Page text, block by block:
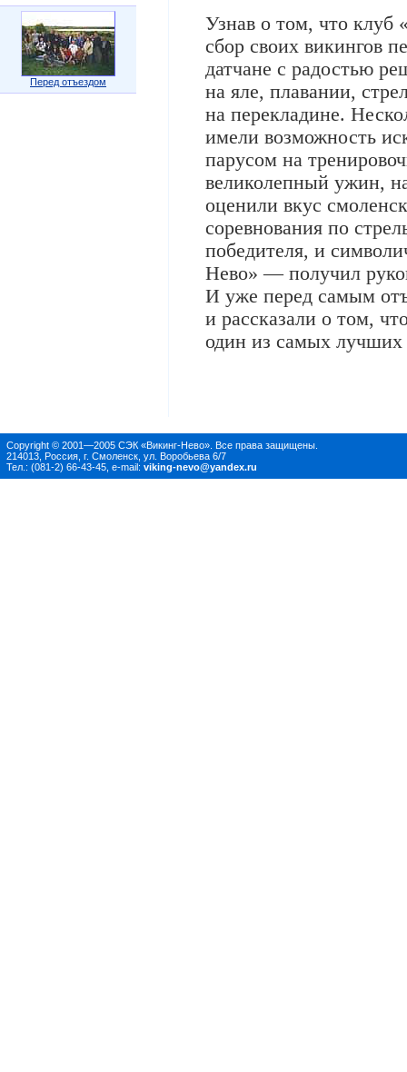
Узнав о том, что клуб
сбор своих викингов
датчане с радостью
на яле, плавании,
на перекладине.
имели возможность
парусом на
великолепный ужин,
оценили вкус
соревнования по
победителя, и
Нево» — получил
И уже перед самым
и рассказали о том,
один из самых лучших
Перед отъездом
Copyright © 2001—2005 СЭК «Викинг-Нево». Все права защищены.
214013, Россия, г. Смоленск, ул. Воробьева 6/7
Тел.: (081-2) 66-43-45, e-mail: viking-nevo@yandex.ru